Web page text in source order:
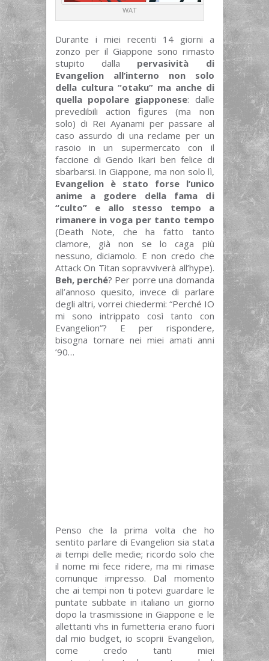
WAT
Durante i miei recenti 14 giorni a
zonzo per il Giappone sono rimasto
stupito dalla pervasività di
Evangelion all’interno non solo
della cultura “otaku” ma anche di
quella popolare giapponese: dalle
prevedibili action figures (ma non
solo) di Rei Ayanami per passare al
caso assurdo di una reclame per un
rasoio in un supermercato con il
faccione di Gendo Ikari ben felice di
sbarbarsi. In Giappone, ma non solo lì,
Evangelion è stato forse l’unico
anime a godere della fama di
“culto” e allo stesso tempo a
rimanere in voga per tanto tempo
(Death Note, che ha fatto tanto
clamore, già non se lo caga più
nessuno, diciamolo. E non credo che
Attack On Titan sopravviverà all’hype).
Beh, perché? Per porre una domanda
all’annoso quesito, invece di parlare
degli altri, vorrei chiedermi: “Perché IO
mi sono intrippato così tanto con
Evangelion”? E per rispondere,
bisogna tornare nei miei amati anni
’90…
Penso che la prima volta che ho
sentito parlare di Evangelion sia stata
ai tempi delle medie; ricordo solo che
il nome mi fece ridere, ma mi rimase
comunque impresso. Dal momento
che ai tempi non ti potevi guardare le
puntate subbate in italiano un giorno
dopo la trasmissione in Giappone e le
allettanti vhs in fumetteria erano fuori
dal mio budget, io scoprii Evangelion,
come credo tanti miei